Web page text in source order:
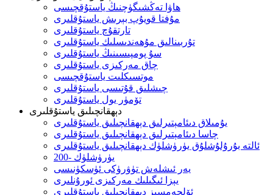
ھاۋا تەڭشىگۈچنىڭ ياستۇقچىسى
مۇفتا قويۇپ بېرىش ياستۇقلىرى
تارتقۇچ ياستۇقلىرى
تۇربىنالىق مۇھەندىسلىك ياستۇقلىرى
سۇ پومپىسىنىڭ ياستۇقلىرى
چاق مەركىزى ياستۇقلىرى
موتسىكلىت ياستۇقچىسى
چىشلىق قۇتىسى ياستۇقلىرى
تۆمۈر يول ياستۇقلىرى
دېھقانچىلىق ياستۇقلىرى
يۇمىلاق دىئامېتىرلىق دېھقانچىلىق ياستۇقلىرى
چاسا دىئامېتىرلىق دېھقانچىلىق ياستۇقلىرى
ئالتە بۇرۇلۇشلۇق يۈرۈشلۈك دېھقانچىلىق ياستۇقلىرى
200- يۈرۈشلۈك
يەر ئىشلەش تۈۋرۈكى ئۈسكۈنىسى
يېزا ئىگىلىك مەركىزى ئورۇنلىرى
ئۆلچەمسىز دېھقانچىلىق ياستۇقلىرى